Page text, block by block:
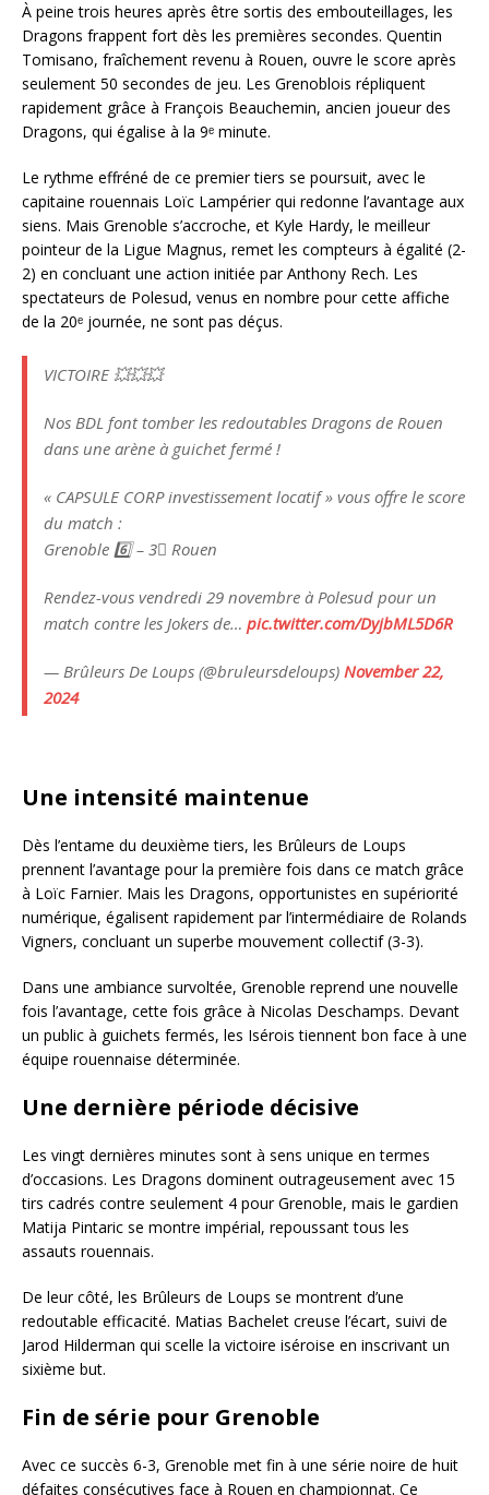
À peine trois heures après être sortis des embouteillages, les
Dragons frappent fort dès les premières secondes. Quentin
Tomisano, fraîchement revenu à Rouen, ouvre le score après
seulement 50 secondes de jeu. Les Grenoblois répliquent
rapidement grâce à François Beauchemin, ancien joueur des
Dragons, qui égalise à la 9ᵉ minute.
Le rythme effréné de ce premier tiers se poursuit, avec le
capitaine rouennais Loïc Lampérier qui redonne l’avantage aux
siens. Mais Grenoble s’accroche, et Kyle Hardy, le meilleur
pointeur de la Ligue Magnus, remet les compteurs à égalité (2-
2) en concluant une action initiée par Anthony Rech. Les
spectateurs de Polesud, venus en nombre pour cette affiche
de la 20ᵉ journée, ne sont pas déçus.
VICTOIRE 💥💥💥
Nos BDL font tomber les redoutables Dragons de Rouen
dans une arène à guichet fermé !
« CAPSULE CORP investissement locatif » vous offre le score
du match :
Grenoble 6️⃣ – 3⃣ Rouen
Rendez-vous vendredi 29 novembre à Polesud pour un
match contre les Jokers de… pic.twitter.com/DyjbML5D6R
— Brûleurs De Loups (@bruleursdeloups) November 22,
2024
Une intensité maintenue
Dès l’entame du deuxième tiers, les Brûleurs de Loups
prennent l’avantage pour la première fois dans ce match grâce
à Loïc Farnier. Mais les Dragons, opportunistes en supériorité
numérique, égalisent rapidement par l’intermédiaire de Rolands
Vigners, concluant un superbe mouvement collectif (3-3).
Dans une ambiance survoltée, Grenoble reprend une nouvelle
fois l’avantage, cette fois grâce à Nicolas Deschamps. Devant
un public à guichets fermés, les Isérois tiennent bon face à une
équipe rouennaise déterminée.
Une dernière période décisive
Les vingt dernières minutes sont à sens unique en termes
d’occasions. Les Dragons dominent outrageusement avec 15
tirs cadrés contre seulement 4 pour Grenoble, mais le gardien
Matija Pintaric se montre impérial, repoussant tous les
assauts rouennais.
De leur côté, les Brûleurs de Loups se montrent d’une
redoutable efficacité. Matias Bachelet creuse l’écart, suivi de
Jarod Hilderman qui scelle la victoire iséroise en inscrivant un
sixième but.
Fin de série pour Grenoble
Avec ce succès 6-3, Grenoble met fin à une série noire de huit
défaites consécutives face à Rouen en championnat. Ce